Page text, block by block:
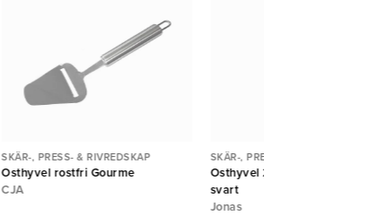
SKÄR-, PRESS- & RIVREDSKAP
Osthyvel rostfri Gourme
CJA
SKÄR-, PRESS- & RIVREDSKAP
Osthyvel 22cm plasthandtag
svart
Jonas